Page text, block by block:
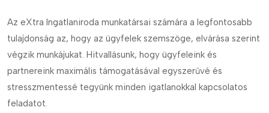
Az eXtra Ingatlaniroda munkatársai számára a legfontosabb
tulajdonság az, hogy az ügyfelek szemszöge, elvárása szerint
végzik munkájukat. Hitvallásunk, hogy ügyfeleink és
partnereink maximális támogatásával egyszerűvé és
stresszmentessé tegyünk minden igatlanokkal kapcsolatos
feladatot.